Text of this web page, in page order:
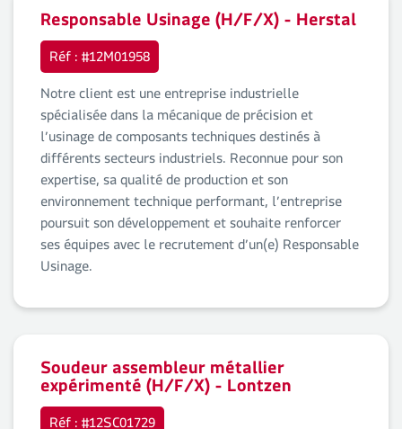
Responsable Usinage (H/F/X) - Herstal
Réf : #12M01958
Notre client est une entreprise industrielle
spécialisée dans la mécanique de précision et
l’usinage de composants techniques destinés à
différents secteurs industriels. Reconnue pour son
expertise, sa qualité de production et son
environnement technique performant, l’entreprise
poursuit son développement et souhaite renforcer
ses équipes avec le recrutement d’un(e) Responsable
Usinage.
Soudeur assembleur métallier
expérimenté (H/F/X) - Lontzen